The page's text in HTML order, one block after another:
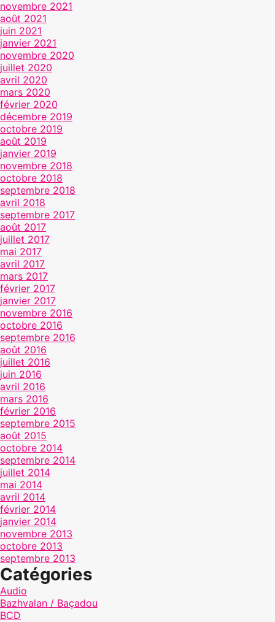
novembre 2021
août 2021
juin 2021
janvier 2021
novembre 2020
juillet 2020
avril 2020
mars 2020
février 2020
décembre 2019
octobre 2019
août 2019
janvier 2019
novembre 2018
octobre 2018
septembre 2018
avril 2018
septembre 2017
août 2017
juillet 2017
mai 2017
avril 2017
mars 2017
février 2017
janvier 2017
novembre 2016
octobre 2016
septembre 2016
août 2016
juillet 2016
juin 2016
avril 2016
mars 2016
février 2016
septembre 2015
août 2015
octobre 2014
septembre 2014
juillet 2014
mai 2014
avril 2014
février 2014
janvier 2014
novembre 2013
octobre 2013
septembre 2013
Catégories
Audio
Bazhvalan / Baçadou
BCD